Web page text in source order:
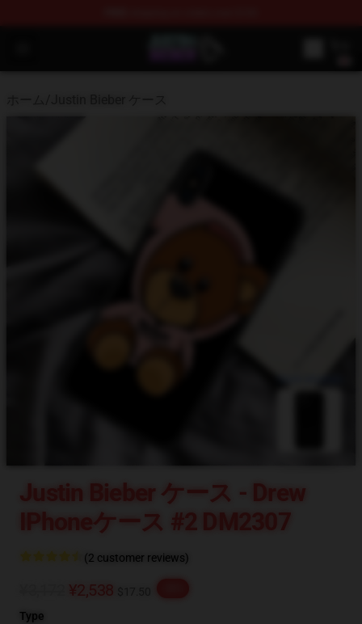
Justin Bieber Store - Official Justin Bieber Merchandise
Justin Bieber ケース - Drew
IPhoneケース #2 DM2307
(2 customer reviews)
¥2,538
Type